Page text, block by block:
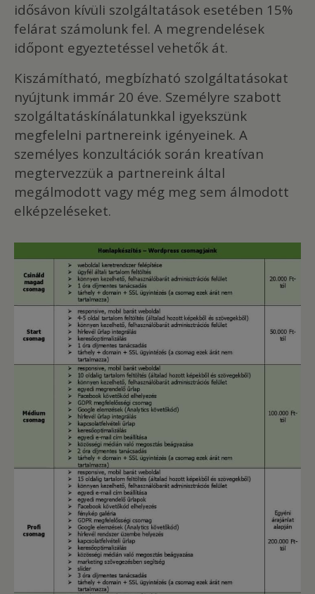
idősávon kívüli szolgáltatások esetében 15%
felárat számolunk fel. A megrendelések
időpont egyeztetéssel vehetők át.
Kiszámítható, megbízható szolgáltatásokat
nyújtunk immár 20 éve. Személyre szabott
szolgáltatáskínálatunkkal igyekszünk
megfelelni partnereink igényeinek. A
személyes konzultációk során kreatívan
megtervezzük a partnereink által
megálmodott vagy még meg sem álmodott
elképzeléseket.